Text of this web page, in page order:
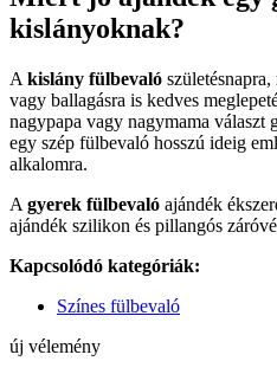
kislányoknak?
A kislány fülbevaló
vagy ballagásra is kedves
nagypapa vagy nagymama választ
egy szép fülbevaló hosszú ideig
alkalomra.
A gyerek fülbevaló ajándék
ajándék szilikon és pillangós
Kapcsolódó kategóriák:
Színes fülbevaló
új vélemény